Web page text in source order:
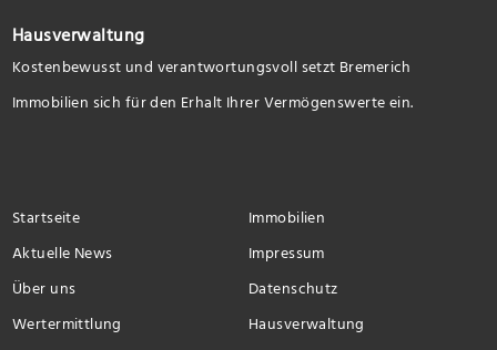
Hausverwaltung
Kostenbewusst und verantwortungsvoll setzt Bremerich
Immobilien sich für den Erhalt Ihrer Vermögenswerte ein.
Startseite
Immobilien
Aktuelle News
Impressum
Über uns
Datenschutz
Wertermittlung
Hausverwaltung